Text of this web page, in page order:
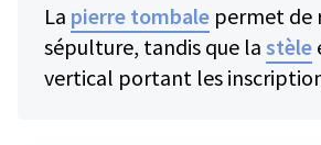
La pierre tombale permet de
sépulture, tandis que la stèle
vertical portant les